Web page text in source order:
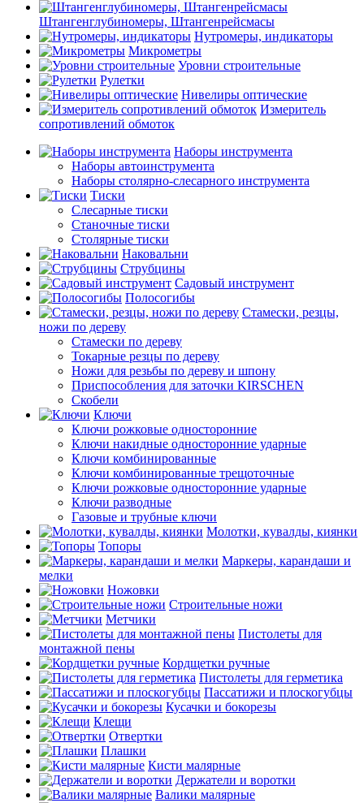
Штангенглубиномеры, Штангенрейсмасы
Нутромеры, индикаторы
Микрометры
Уровни строительные
Рулетки
Нивелиры оптические
Измеритель
сопротивлений обмоток
Наборы инструмента
Наборы автоинструмента
Наборы столярно-слесарного инструмента
Тиски
Слесарные тиски
Станочные тиски
Столярные тиски
Наковальни
Струбцины
Садовый инструмент
Полосогибы
Стамески, резцы,
ножи по дереву
Стамески по дереву
Токарные резцы по дереву
Ножи для резьбы по дереву и шпону
Приспособления для заточки KIRSCHEN
Скобели
Ключи
Ключи рожковые односторонние
Ключи накидные односторонние ударные
Ключи комбинированные
Ключи комбинированные трещоточные
Ключи рожковые односторонние ударные
Ключи разводные
Газовые и трубные ключи
Молотки, кувалды, киянки
Топоры
Маркеры, карандаши и
мелки
Ножовки
Строительные ножи
Метчики
Пистолеты для
монтажной пены
Кордщетки ручные
Пистолеты для герметика
Пассатижи и плоскогубцы
Кусачки и бокорезы
Клещи
Отвертки
Плашки
Кисти малярные
Держатели и воротки
Валики малярные